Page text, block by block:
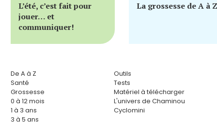
L’été, c’est fait pour
jouer… et
communiquer!
La grossesse de A à Z
De A à Z
Santé
Grossesse
0 à 12 mois
1 à 3 ans
3 à 5 ans
Outils
Tests
Matériel à télécharger
L'univers de Chaminou
Cyclomini